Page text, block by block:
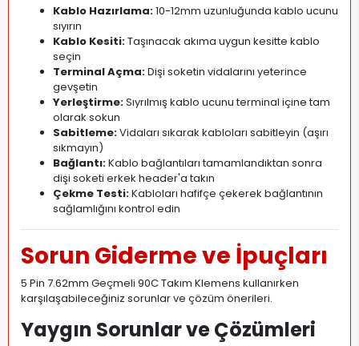
Kablo Hazırlama:10-12mm uzunluğunda kablo ucunu
sıyırın
Kablo Kesiti:Taşınacak akıma uygun kesitte kablo
seçin
Terminal Açma:Dişi soketin vidalarını yeterince
gevşetin
Yerleştirme:Sıyrılmış kablo ucunu terminal içine tam
olarak sokun
Sabitleme:Vidaları sıkarak kabloları sabitleyin (aşırı
sıkmayın)
Bağlantı:Kablo bağlantıları tamamlandıktan sonra
dişi soketi erkek header'a takın
Çekme Testi:Kabloları hafifçe çekerek bağlantının
sağlamlığını kontrol edin
Sorun Giderme ve İpuçları
5 Pin 7.62mm Geçmeli 90C Takım Klemens kullanırken
karşılaşabileceğiniz sorunlar ve çözüm önerileri.
Yaygın Sorunlar ve Çözümleri